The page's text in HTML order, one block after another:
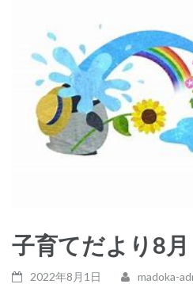
子育てだより8
2022年8月1日
madoka-